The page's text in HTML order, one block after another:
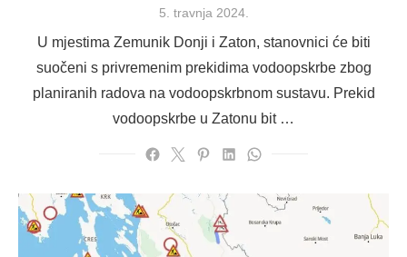
Posted
5. travnja 2024.
U mjestima Zemunik Donji i Zaton, stanovnici će biti
suočeni s privremenim prekidima vodoopskrbe zbog
planiranih radova na vodoopskrbnom sustavu. Prekid
vodoopskrbe u Zatonu bit …